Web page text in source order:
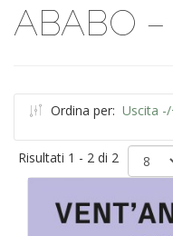
ABABO
Ordina per: Uscita
Risultati 1 - 2 di 2